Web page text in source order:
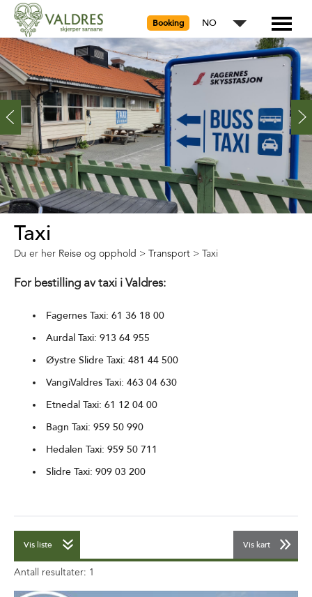
Booking NO
Taxi
Du er her Reise og opphold > Transport > Taxi
For bestilling av taxi i Valdres:
Fagernes Taxi: 61 36 18 00
Aurdal Taxi: 913 64 955
Øystre Slidre Taxi: 481 44 500
VangiValdres Taxi: 463 04 630
Etnedal Taxi: 61 12 04 00
Bagn Taxi: 959 50 990
Hedalen Taxi: 959 50 711
Slidre Taxi: 909 03 200
Vis liste Vis kart
Antall resultater: 1